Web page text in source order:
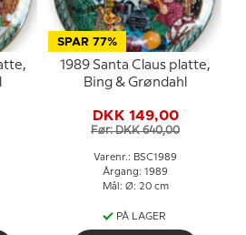
SPAR 77%
1989 Santa Claus platte,
Bing & Grøndahl
DKK 149,00
Før: DKK 640,00
Varenr.: BSC1989
Årgang: 1989
Mål: Ø: 20 cm
PÅ LAGER